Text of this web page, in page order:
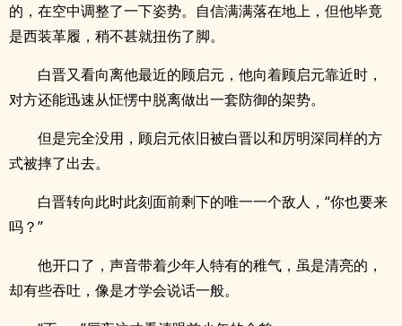
的，在空中调整了一下姿势。自信满满落在地上，但他毕竟
是西装革履，稍不甚就扭伤了脚。
白晋又看向离他最近的顾启元，他向着顾启元靠近时，
对方还能迅速从怔愣中脱离做出一套防御的架势。
但是完全没用，顾启元依旧被白晋以和厉明深同样的方
式被摔了出去。
白晋转向此时此刻面前剩下的唯一一个敌人，“你也要来
吗？”
他开口了，声音带着少年人特有的稚气，虽是清亮的，
却有些吞吐，像是才学会说话一般。